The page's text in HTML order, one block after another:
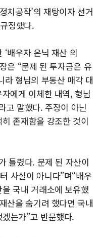
치공작’의 재탕이자 선거
정했다.
배우자 은닉 재산 의
은 “문제 된 투자금은 유
라 형님의 부동산 매각 대
에게 이체한 내역, 형님
고 말했다. 주장이 아닌
존재함을 강조한 것이
틀렸다. 문제 된 자산이
사실이 아니다”며“배우
국내 거래소에 보유했
산을 숨기려 했다면 국내
는가”고 반문했다.